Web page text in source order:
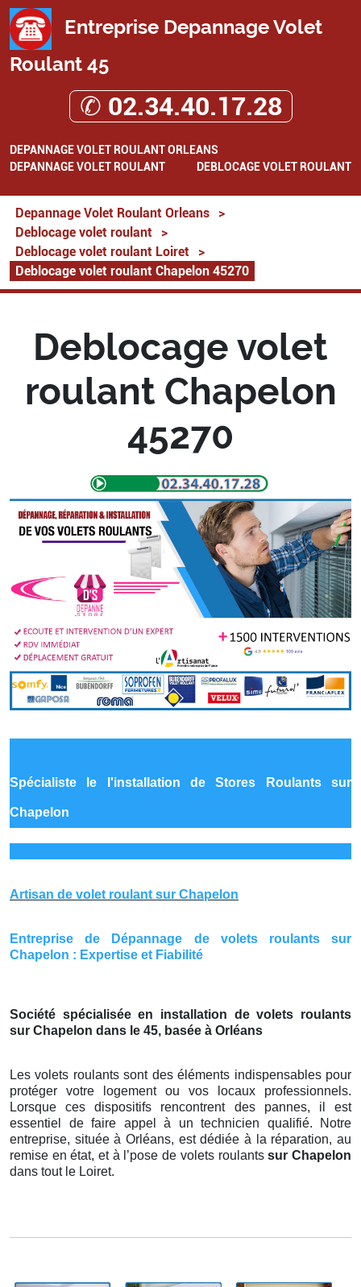
Entreprise Depannage Volet
Roulant 45
✆ 02.34.40.17.28
DEPANNAGE VOLET ROULANT ORLEANS
DEPANNAGE VOLET ROULANT
DEBLOCAGE VOLET ROULANT
Depannage Volet Roulant Orleans
>
Deblocage volet roulant
>
Deblocage volet roulant Loiret
>
Deblocage volet roulant Chapelon 45270
Deblocage volet
roulant Chapelon
45270
Spécialiste le l'installation de Stores Roulants sur
Chapelon
Artisan de volet roulant sur Chapelon
Entreprise de Dépannage de volets roulants sur
Chapelon : Expertise et Fiabilité
Société spécialisée en installation de volets roulants
sur Chapelon dans le 45, basée à Orléans
Les volets roulants sont des éléments indispensables pour
protéger votre logement ou vos locaux professionnels.
Lorsque ces dispositifs rencontrent des pannes, il est
essentiel de faire appel à un technicien qualifié. Notre
entreprise, située à Orléans, est dédiée à la réparation, au
remise en état, et à l’pose de volets roulantssur Chapelon
dans tout le Loiret.